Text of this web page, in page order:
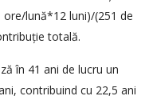
lună*12 luni)/(251 de
totală.
în 41 ani de lucru un
contribuind cu 22,5 ani